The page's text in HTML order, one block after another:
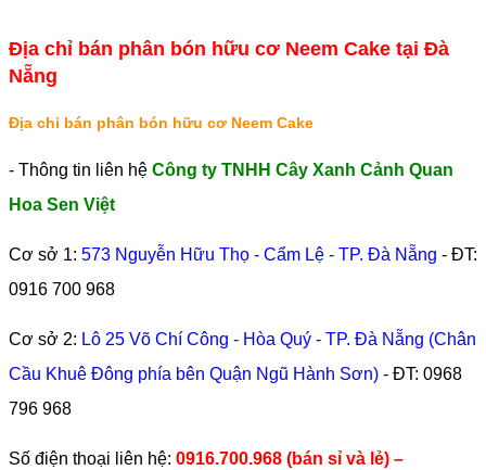
Địa chỉ bán phân bón hữu cơ Neem Cake tại Đà
Nẵng
Địa chỉ bán phân bón hữu cơ Neem Cake
- Thông tin liên hệ Công ty TNHH Cây Xanh Cảnh Quan
Hoa Sen Việt
Cơ sở 1: 573 Nguyễn Hữu Thọ - Cẩm Lệ - TP. Đà Nẵng - ĐT:
0916 700 968
Cơ sở 2: Lô 25 Võ Chí Công - Hòa Quý - TP. Đà Nẵng (Chân
Cầu Khuê Đông phía bên Quận Ngũ Hành Sơn) - ĐT: 0968
796 968
​Số điện thoại liên hệ: 0916.700.968 (bán sỉ và lẻ) –